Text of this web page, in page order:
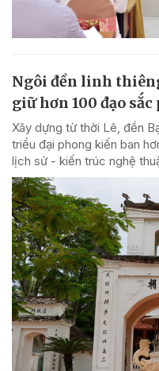
Ngôi đền linh
giữ hơn 100 đạo
Xây dựng từ thời Lê, đền
triều đại phong kiến ban
lịch sử - kiến trúc nghệ